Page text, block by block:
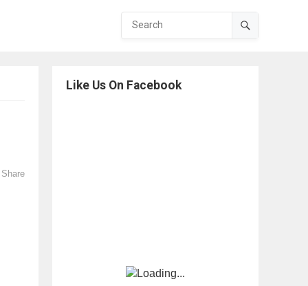
Share
Like Us On Facebook